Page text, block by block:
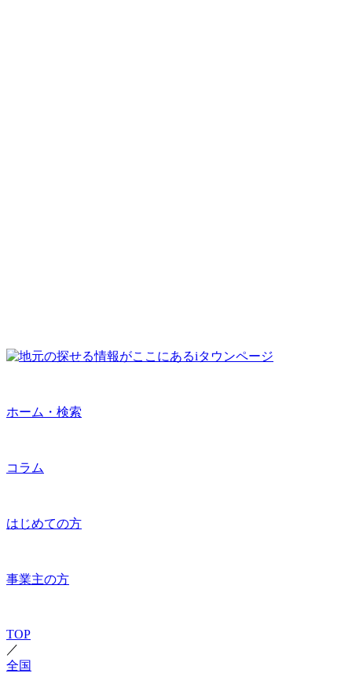
ホーム・検索
コラム
はじめての方
事業主の方
TOP
／
全国